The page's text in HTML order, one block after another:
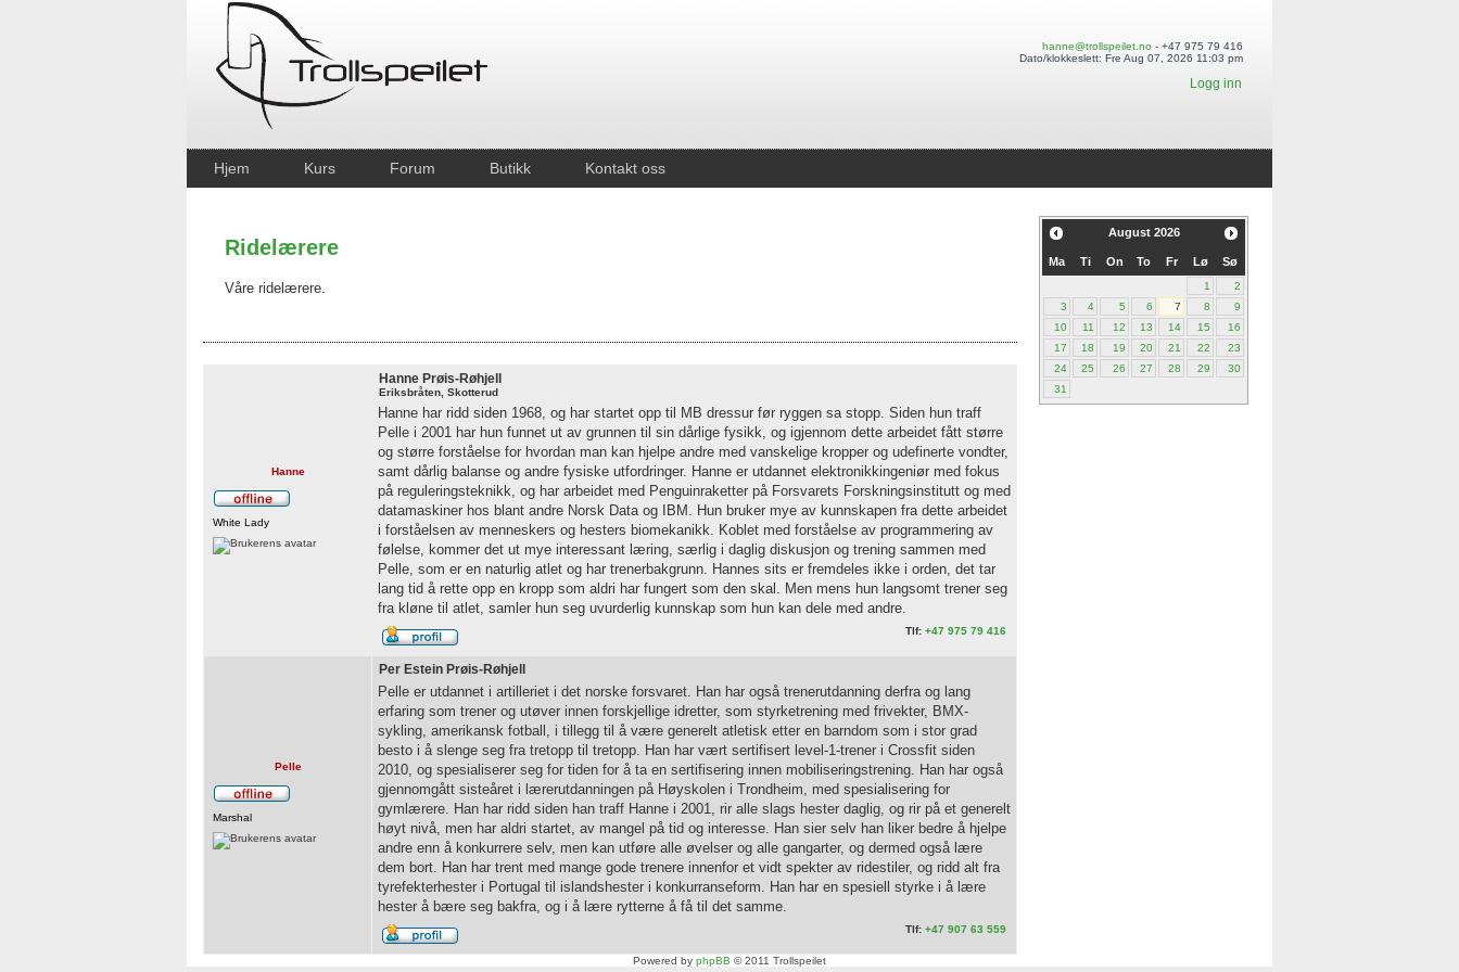
hanne@trollspeilet.no - +47 975 79 416
Dato/klokkeslett: Fre Aug 07, 2026 11:03 pm
Logg inn
Hjem Kurs Forum Butikk Kontakt oss
Ridelærere
Våre ridelærere.
Hanne
White Lady
Hanne Prøis-Røhjell
Eriksbråten, Skotterud
Hanne har ridd siden 1968, og har startet opp til MB dressur før ryggen sa stopp. Siden hun traff
Pelle i 2001 har hun funnet ut av grunnen til sin dårlige fysikk, og igjennom dette arbeidet fått større
og større forståelse for hvordan man kan hjelpe andre med vanskelige kropper og udefinerte vondter,
samt dårlig balanse og andre fysiske utfordringer. Hanne er utdannet elektronikkingeniør med fokus
på reguleringsteknikk, og har arbeidet med Penguinraketter på Forsvarets Forskningsinstitutt og med
datamaskiner hos blant andre Norsk Data og IBM. Hun bruker mye av kunnskapen fra dette arbeidet
i forståelsen av menneskers og hesters biomekanikk. Koblet med forståelse av programmering av
følelse, kommer det ut mye interessant læring, særlig i daglig diskusjon og trening sammen med
Pelle, som er en naturlig atlet og har trenerbakgrunn. Hannes sits er fremdeles ikke i orden, det tar
lang tid å rette opp en kropp som aldri har fungert som den skal. Men mens hun langsomt trener seg
fra kløne til atlet, samler hun seg uvurderlig kunnskap som hun kan dele med andre.
Tlf: +47 975 79 416
Pelle
Marshal
Per Estein Prøis-Røhjell
Pelle er utdannet i artilleriet i det norske forsvaret. Han har også trenerutdanning derfra og lang
erfaring som trener og utøver innen forskjellige idretter, som styrketrening med frivekter, BMX-
sykling, amerikansk fotball, i tillegg til å være generelt atletisk etter en barndom som i stor grad
besto i å slenge seg fra tretopp til tretopp. Han har vært sertifisert level-1-trener i Crossfit siden
2010, og spesialiserer seg for tiden for å ta en sertifisering innen mobiliseringstrening. Han har også
gjennomgått sisteåret i lærerutdanningen på Høyskolen i Trondheim, med spesialisering for
gymlærere. Han har ridd siden han traff Hanne i 2001, rir alle slags hester daglig, og rir på et generelt
høyt nivå, men har aldri startet, av mangel på tid og interesse. Han sier selv han liker bedre å hjelpe
andre enn å konkurrere selv, men kan utføre alle øvelser og alle gangarter, og dermed også lære
dem bort. Han har trent med mange gode trenere innenfor et vidt spekter av ridestiler, og ridd alt fra
tyrefekterhester i Portugal til islandshester i konkurranseform. Han har en spesiell styrke i å lære
hester å bære seg bakfra, og i å lære rytterne å få til det samme.
Tlf: +47 907 63 559
August 2026
Ma Ti On To Fr Lø Sø
1
2
3
4 5 6 7 8
9
10
11 12 13 14 15
16
17
18 19 20 21 22
23
24
25 26 27 28 29
30
31
Powered by phpBB © 2011 Trollspeilet